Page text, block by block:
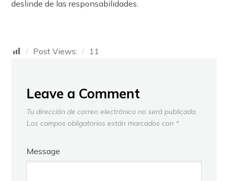
deslinde de las responsabilidades.
Post Views: 11
Leave a Comment
Tu dirección de correo electrónico no será publicada.
Los campos obligatorios están marcados con *
Message